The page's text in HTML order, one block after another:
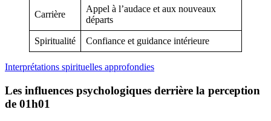
Carrière
Appel à l’audace et aux nouveaux
départs
Spiritualité Confiance et guidance intérieure
Interprétations spirituelles approfondies
Les influences psychologiques derrière la perception
de 01h01